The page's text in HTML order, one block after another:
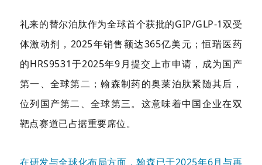
礼来的替尔泊肽作为全球首个获批的GIP/GLP-1双受
体激动剂，2025年销售额达365亿美元；恒瑞医药
的HRS9531于2025年9月提交上市申请，成为国产
第一、全球第二；翰森制药的奥莱泊肽紧随其后，
位列国产第二、全球第三。这意味着中国企业在双
靶点赛道已占据重要席位。
在研发与全球化布局方面，翰森已于2025年6月与再